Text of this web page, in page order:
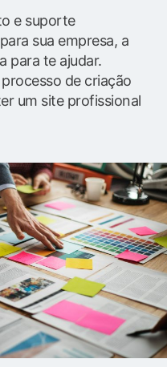
e suporte
sua empresa, a
para te ajudar.
de criação
um site profissional